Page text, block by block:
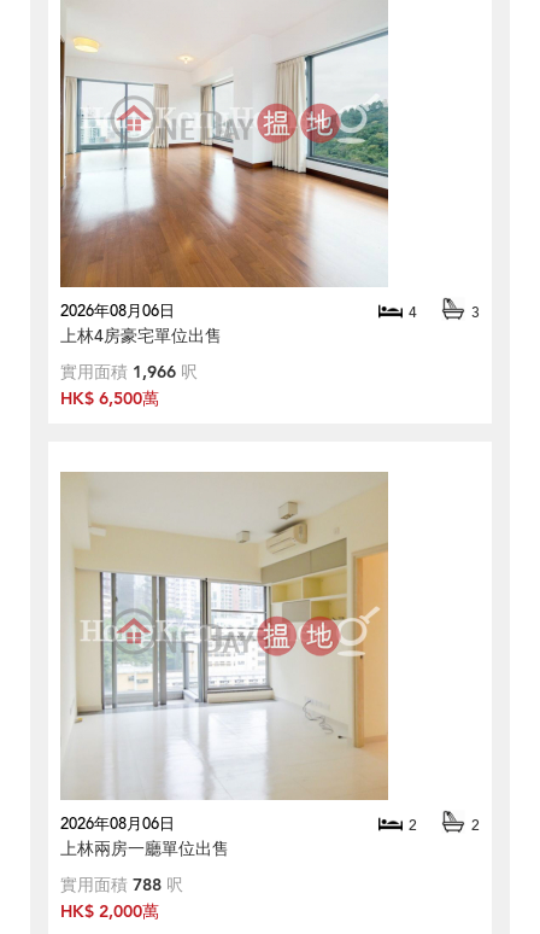
2026年08月06日 4 3
上林4房豪宅單位出售
實用面積 1,966 呎
HK$ 6,500萬
2026年08月06日 2 2
上林兩房一廳單位出售
實用面積 788 呎
HK$ 2,000萬